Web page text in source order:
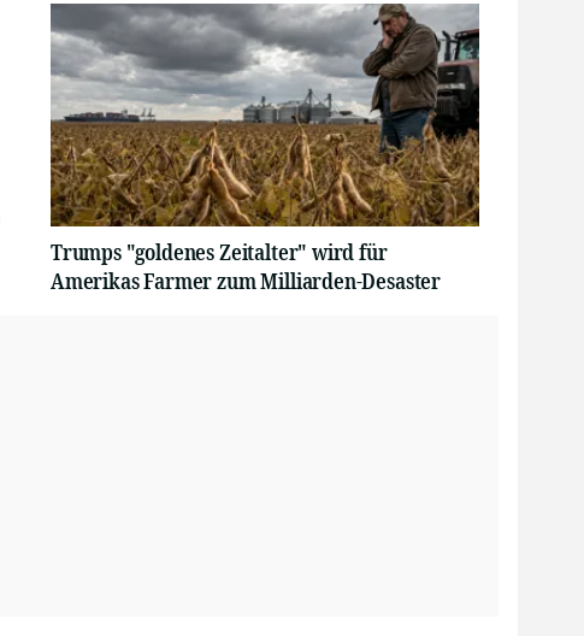
Trumps "goldenes Zeitalter" wird für
Amerikas Farmer zum Milliarden-Desaster